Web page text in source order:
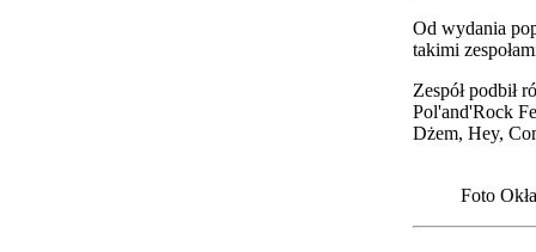
Od wydania
takimi
Zespół podbił
Pol'and'Rock
Dżem, Hey,
Foto